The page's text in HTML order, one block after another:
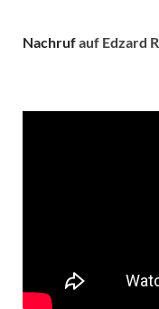
Nachrufauf Edzard